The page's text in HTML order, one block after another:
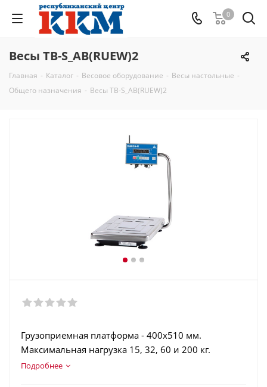
0
Весы ТВ-S_АB(RUEW)2
Главная - Каталог - Весовое оборудование - Весы настольные -
Общего назначения - Весы ТВ-S_АB(RUEW)2
Грузоприемная платформа - 400х510 мм.
Максимальная нагрузка 15, 32, 60 и 200 кг.
ЖК индикатор с подсветкой. Аккумулятор.
Подробнее